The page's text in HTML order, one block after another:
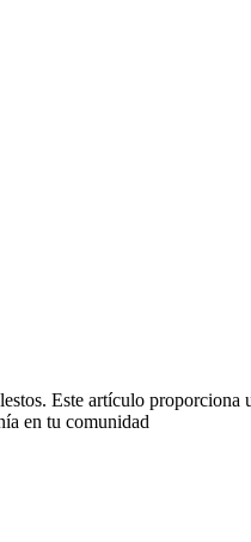
Este artículo proporciona
en tu comunidad